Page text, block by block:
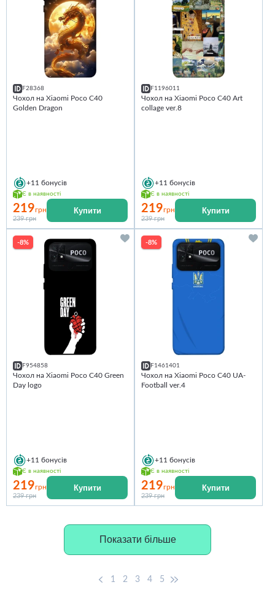
F28368
Чохол на Xiaomi Poco C40
Golden Dragon
+11 бонусів
Є в наявності
219грн
239 грн
Купити
F1196011
Чохол на Xiaomi Poco C40 Art
collage ver.8
+11 бонусів
Є в наявності
219грн
239 грн
Купити
-8%
F954858
Чохол на Xiaomi Poco C40 Green
Day logo
+11 бонусів
Є в наявності
219грн
239 грн
Купити
-8%
F1461401
Чохол на Xiaomi Poco C40 UA-
Football ver.4
+11 бонусів
Є в наявності
219грн
239 грн
Купити
Показати більше
1 2 3 4 5